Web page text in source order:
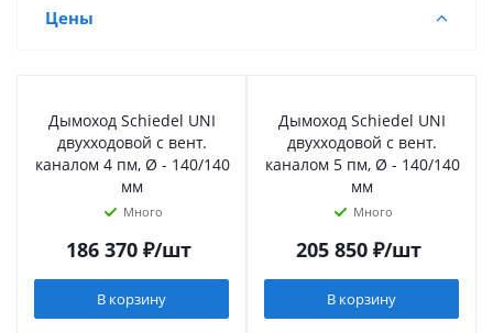
Цены
Дымоход Schiedel UNI
двухходовой с вент.
каналом 4 пм, Ø - 140/140
мм
Много
186 370₽/шт
В корзину
Дымоход Schiedel UNI
двухходовой с вент.
каналом 5 пм, Ø - 140/140
мм
Много
205 850₽/шт
В корзину